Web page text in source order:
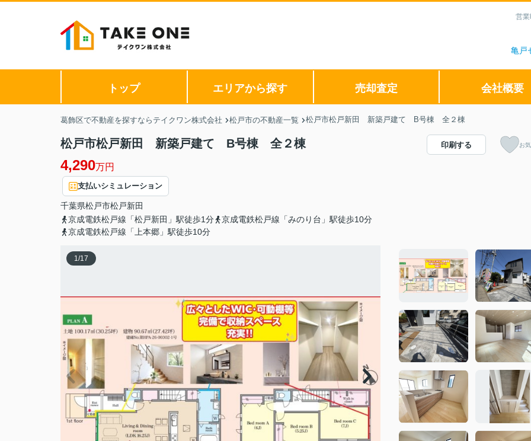
営
亀戸
トップ エリアから探す 売却査定 会社概要
葛飾区で不動産を探すならテイクワン株式会社 松戸市の不動産一覧 松戸市松戸新田 新築戸建て B号棟 全２棟
松戸市松戸新田 新築戸建て B号棟 全２棟
4,290万円
支払いシミュレーション
千葉県松戸市松戸新田
京成電鉄松戸線「松戸新田」駅徒歩1分
京成電鉄松戸線「みのり台」駅徒歩10分
京成電鉄松戸線「上本郷」駅徒歩10分
印刷する お
1/17